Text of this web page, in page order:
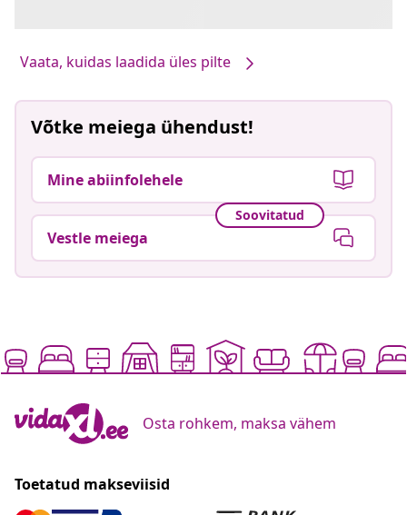
Vaata, kuidas laadida üles pilte
Võtke meiega ühendust!
Mine abiinfolehele
Soovitatud
Vestle meiega
Osta rohkem, maksa vähem
Toetatud makseviisid